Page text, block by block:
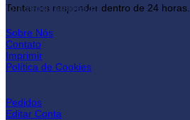
Tentamos responder dentro de 24 horas.
lojadepuxadores.pt
Sobre Nós
Contato
Imprimir
Política de Cookies
Pedidos
Editar Conta